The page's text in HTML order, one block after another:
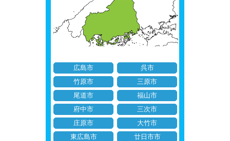
広島市
呉市
竹原市
三原市
尾道市
福山市
府中市
三次市
庄原市
大竹市
東広島市
廿日市市